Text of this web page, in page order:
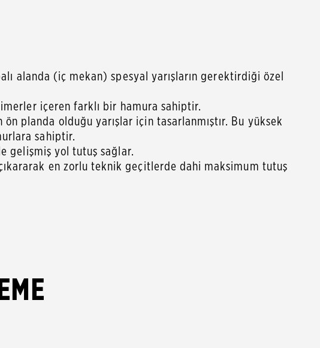
alanda (iç mekan) spesyal yarışların gerektirdiği özel
içeren farklı bir hamura sahiptir.
planda olduğu yarışlar için tasarlanmıştır. Bu yüksek
sahiptir.
gelişmiş yol tutuş sağlar.
en zorlu teknik geçitlerde dahi maksimum tutuş